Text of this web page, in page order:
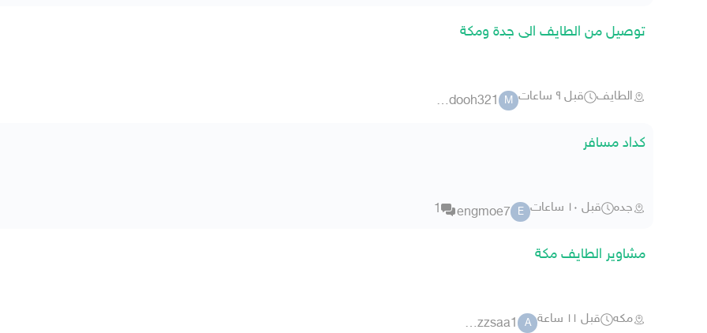
توصيل من الطايف الى جدة ومكة
الطايف قبل ٩ ساعات M
mamdooh321
كداد مسافر
جده قبل ١٠ ساعات E
engmoe7
1
مشاوير الطايف مكة
مكه قبل ١١ ساعة A
aazzsaa1